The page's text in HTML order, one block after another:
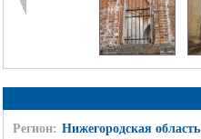
Регион: Нижегородская область